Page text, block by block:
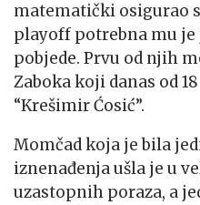
matematički osigurao
playoff potrebna mu je
pobjede. Prvu od njih
Zaboka koji danas od
“Krešimir Ćosić”.
Momčad koja je bila
iznenađenja ušla je u
uzastopnih poraza, a